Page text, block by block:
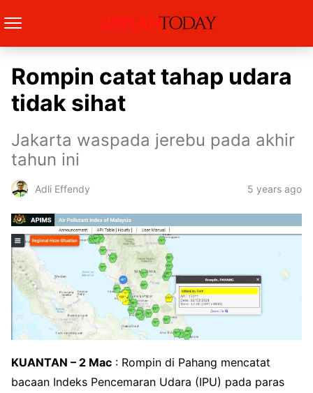
Rompin catat tahap udara
tidak sihat
Jakarta waspada jerebu pada akhir
tahun ini
Adli Effendy 5 years ago
KUANTAN – 2 Mac : Rompin di Pahang mencatat
bacaan Indeks Pencemaran Udara (IPU) pada paras